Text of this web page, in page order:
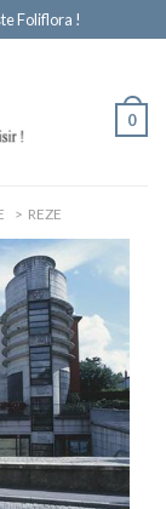
Foliflora !
0
> REZE